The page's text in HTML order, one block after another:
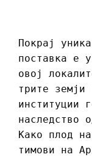
Покрај
поставка е
овој
трите земји
институции
наследство
Како плод
тимови на